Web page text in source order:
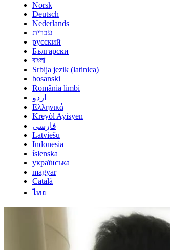
Norsk
Deutsch
Nederlands
עברית
русский
Български
বাংলা
Srbija jezik (latinica)
bosanski
România limbi
اردو
Ελληνικά
Kreyòl Ayisyen
فارسی
Latviešu
Indonesia
íslenska
українська
magyar
Català
ไทย